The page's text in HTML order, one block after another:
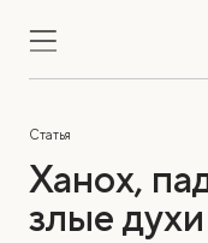
Статья
Ханох,
злые духи